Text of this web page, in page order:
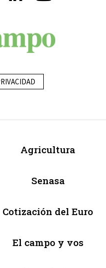
Agricultura
Senasa
Cotización del Euro
El campo y vos